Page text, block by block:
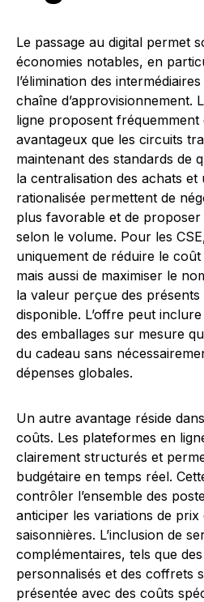
Le passage au digital permet
économies notables, en
l’élimination des
chaîne d’approvisionnement.
ligne proposent fréquemment
avantageux que les circuits
maintenant des standards de
la centralisation des achats et
rationalisée permettent de
plus favorable et de proposer
selon le volume. Pour les
uniquement de réduire le
mais aussi de maximiser le
la valeur perçue des
disponible. L’offre peut
des emballages sur mesure
du cadeau sans
dépenses globales.
Un autre avantage réside
coûts. Les plateformes en
clairement structurés et
budgétaire en temps réel.
contrôler l’ensemble des
anticiper les variations de
saisonnières. L’inclusion de
complémentaires, tels que
personnalisés et des coffrets
présentée avec des coûts